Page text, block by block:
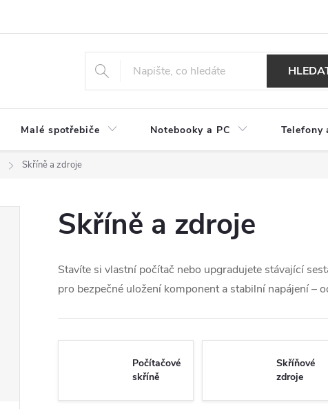
Malé spotřebiče Notebooky a PC Telefony
Skříně a zdroje
Skříně a zdroje
Stavíte si vlastní počítač nebo upgradujete stávající
pro bezpečné uložení komponent a stabilní napájení –
Počítačové
skříně
Skříňové
zdroje